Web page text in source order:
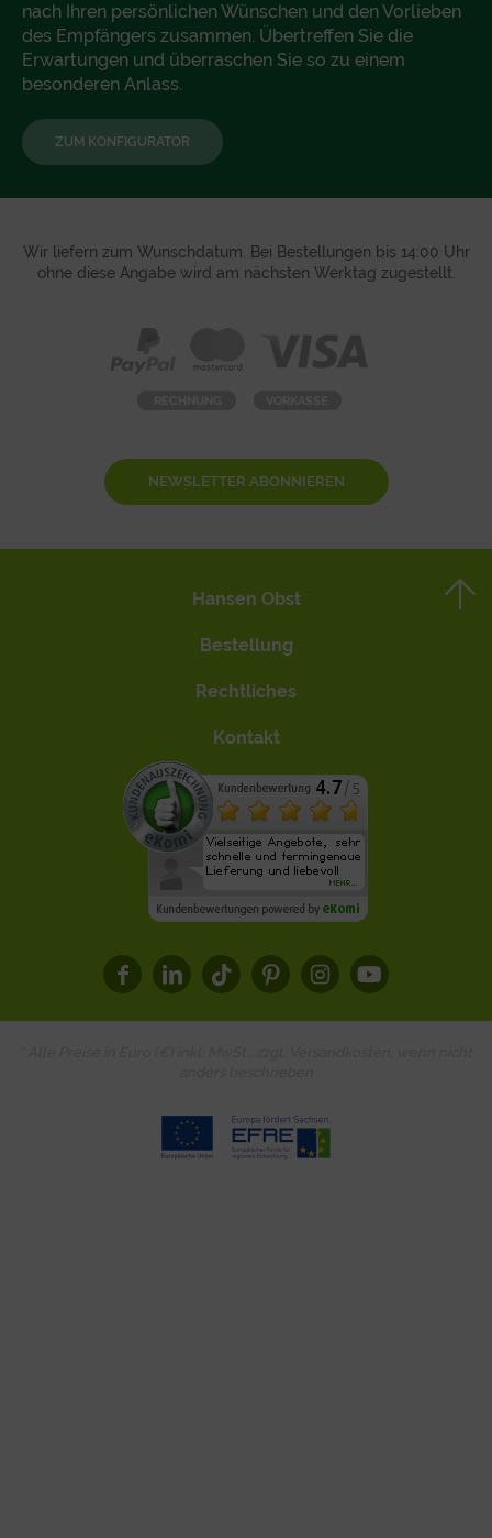
nach Ihren persönlichen Wünschen und den Vorlieben
des Empfängers zusammen. Übertreffen Sie die
Erwartungen und überraschen Sie so zu einem
besonderen Anlass.
ZUM KONFIGURATOR
Wir liefern zum Wunschdatum. Bei Bestellungen bis 14:00 Uhr
ohne diese Angabe wird am nächsten Werktag zugestellt.
NEWSLETTER ABONNIEREN
Hansen Obst
Bestellung
Rechtliches
Kontakt